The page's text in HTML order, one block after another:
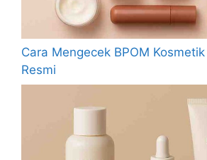
Cara Mengecek BPOM
Resmi